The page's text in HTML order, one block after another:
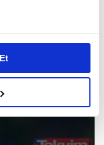
özel
Bunu yaparken
deneyimi sunmak
adına
ve bu noktada,
noktasında tek gelir